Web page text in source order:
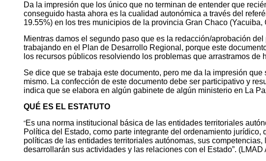
Da la impresión que los único que no terminan de entender que
conseguido hasta ahora es la cualidad autonómica a través del
19.55%) en los tres municipios de la provincia Gran Chaco
Mientras damos el segundo paso que es la redacción/aprobación
trabajando en el Plan de Desarrollo Regional, porque este
los recursos públicos resolviendo los problemas que arrastramos de
Se dice que se trabaja este documento, pero me da la impresión
mismo. La confección de este documento debe ser participativo y
indica que se elabora en algún gabinete de algún ministerio en La
QUÉ ES EL ESTATUTO
“Es una norma institucional básica de las entidades territoriales
Política del Estado, como parte integrante del ordenamiento
políticas de las entidades territoriales autónomas, sus
desarrollarán sus actividades y las relaciones con el Estado”. (LMAD